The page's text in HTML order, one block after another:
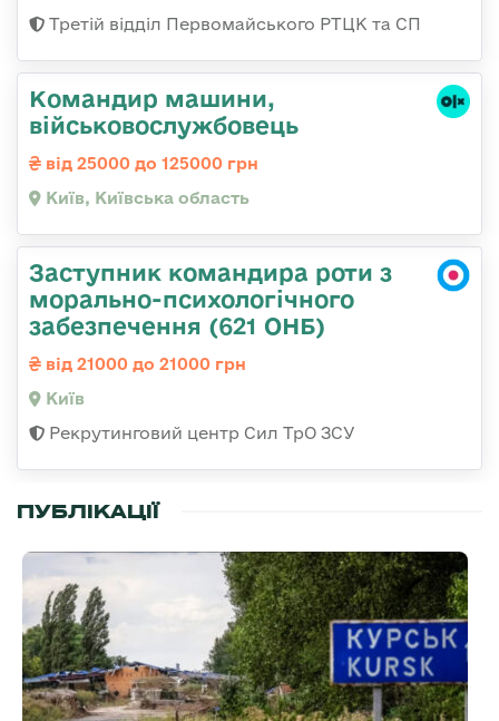
Третій відділ Первомайського РТЦК та СП
Командир машини,
військовослужбовець
від 25000 до 125000 грн
Київ, Київська область
Заступник командира роти з
морально-психологічного
забезпечення (621 ОНБ)
від 21000 до 21000 грн
Київ
Рекрутинговий центр Сил ТрО ЗСУ
ПУБЛІКАЦІЇ